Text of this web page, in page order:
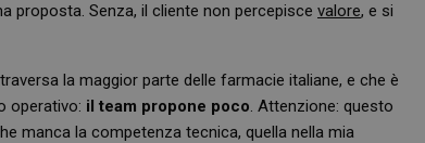
proposta. Senza, il cliente non percepisce valore, e si
la maggior parte delle farmacie italiane, e che è
operativo: il team propone poco. Attenzione: questo
manca la competenza tecnica, quella nella mia